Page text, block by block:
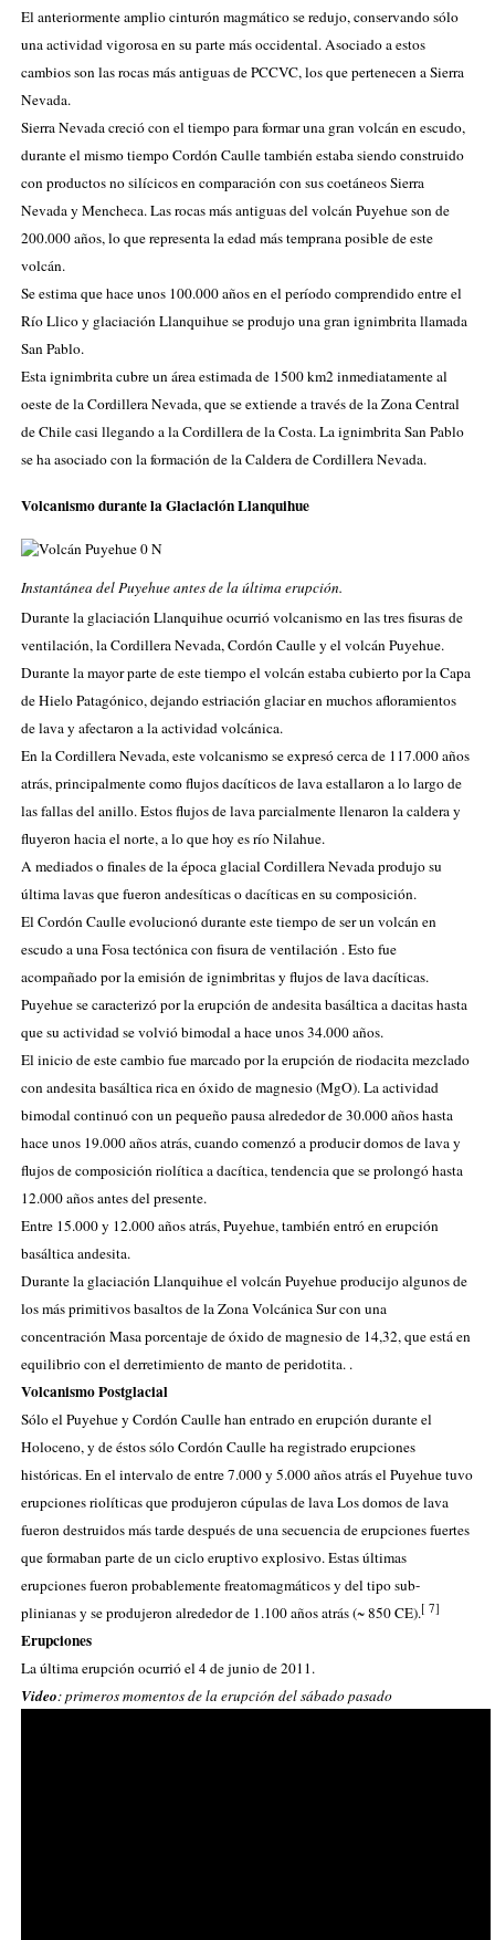
El anteriormente amplio cinturón magmático se redujo, conservando sólo
una actividad vigorosa en su parte más occidental. Asociado a estos
cambios son las rocas más antiguas de PCCVC, los que pertenecen a Sierra
Nevada.
Sierra Nevada creció con el tiempo para formar una granvolcán en escudo,
durante el mismo tiempo Cordón Caulle también estaba siendo construido
con productos nosilícicosen comparación con suscoetáneosSierra
Nevada y Mencheca. Las rocas más antiguas del volcán Puyehue son de
200.000 años, lo que representa la edad más temprana posible de este
volcán.
Se estima que hace unos 100.000 años en el período comprendido entre el
Río Llicoy glaciación Llanquihuese produjo una granignimbrita llamada
San Pablo.
Esta ignimbrita cubre un área estimada de 1500 km2 inmediatamente al
oeste dela Cordillera Nevada, que se extiende a través delaZona Central
de Chilecasi llegando alaCordillera de la Costa. La ignimbrita San Pablo
se ha asociado con la formación dela Caldera de Cordillera Nevada.
Volcanismo durantela Glaciación Llanquihue
Instantánea del Puyehue antes de la última erupción.
Durante la glaciación Llanquihue ocurrió volcanismo en las tres fisuras de
ventilación,la Cordillera Nevada, Cordón Caulle y el volcán Puyehue.
Durante la mayor parte de este tiempo el volcán estaba cubierto porlaCapa
de Hielo Patagónico, dejandoestriación glaciaren muchos afloramientos
de lava y afectaron a la actividad volcánica.
Enla Cordillera Nevada, este volcanismo se expresó cerca de 117.000 años
atrás, principalmente comoflujos dacíticosde lava estallaron a lo largo de
lasfallas del anillo. Estos flujos de lava parcialmente llenaron la caldera y
fluyeron hacia el norte, a lo que hoy esrío Nilahue.
A mediados o finales de la época glacial Cordillera Nevada produjo su
última lavas que fueron andesíticas o dacíticas en su composición.
El Cordón Caulle evolucionó durante este tiempo de ser un volcán en
escudo a unaFosa tectónica confisura de ventilación . Esto fue
acompañado por la emisión de ignimbritas y flujos de lava dacíticas.
Puyehue se caracterizó por la erupción deandesita basáltica a dacitas hasta
que su actividad se volvióbimodal a hace unos 34.000 años.
El inicio de este cambio fue marcado por la erupción deriodacita mezclado
con andesita basáltica rica enóxido de magnesio(MgO). La actividad
bimodal continuó con un pequeñopausa alrededor de 30.000 años hasta
hace unos 19.000 años atrás, cuando comenzó a producir domos de lava y
flujos de composición riolítica a dacítica, tendencia que se prolongó hasta
12.000años antes del presente.
Entre 15.000 y 12.000 años atrás, Puyehue, también entró en erupción
basáltica andesita.
Durante la glaciación Llanquihue el volcán Puyehue producijo algunos de
los másprimitivosbasaltos dela Zona Volcánica Sur con una
concentraciónMasa porcentajede óxido de magnesio de 14,32, que está en
equilibriocon el derretimiento demantodeperidotita. .
Volcanismo Postglacial
Sólo el Puyehue y Cordón Caulle han entrado en erupción durante el
Holoceno, y de éstos sólo Cordón Caulle ha registrado erupciones
históricas. En el intervalo de entre 7.000 y 5.000 años atrás el Puyehue tuvo
erupciones riolíticas que produjeroncúpulas de lava Los domos de lava
fueron destruidos más tarde después de una secuencia de erupciones fuertes
que formaban parte de un ciclo eruptivo explosivo. Estas últimas
erupciones fueron probablementefreatomagmáticosy del tipo sub-
plinianas y se produjeron alrededor de 1.100 años atrás (~850 CE).[ 7]
Erupciones
La última erupción ocurrió el 4 de junio de 2011.
Video: primeros momentos de la erupción del sábado pasado